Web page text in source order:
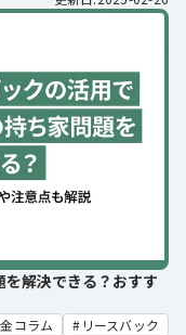
解決できる？おすす
コラム
リースバック